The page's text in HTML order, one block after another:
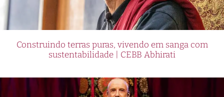
Construindo terras puras, vivendo em sanga com
sustentabilidade | CEBB Abhirati